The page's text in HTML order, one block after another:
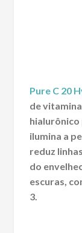
Pure C 20
de
hialurônico
ilumina a
reduz
do
escuras,
3.